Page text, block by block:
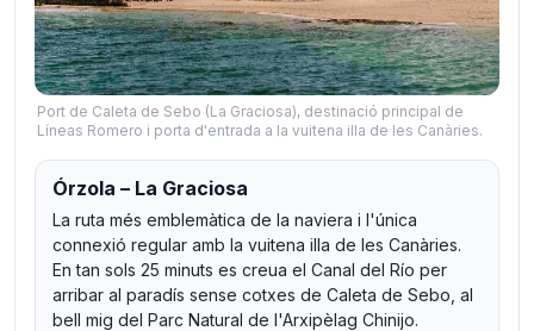
Port de Caleta de Sebo (La Graciosa), destinació principal de
Líneas Romero i porta d'entrada a la vuitena illa de les Canàries.
Órzola – La Graciosa
La ruta més emblemàtica de la naviera i l'única
connexió regular amb la vuitena illa de les Canàries.
En tan sols 25 minuts es creua el Canal del Río per
arribar al paradís sense cotxes de Caleta de Sebo, al
bell mig del Parc Natural de l'Arxipèlag Chinijo.